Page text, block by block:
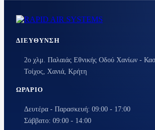
ΔΙΕΎΘΥΝΣΗ
2ο χλμ. Παλαιάς Εθνικής Οδού Χανίων -
Τοίχος, Χανιά, Κρήτη
ΩΡΆΡΙΟ
Δευτέρα - Παρασκευή: 09:00 - 17:00
Σάββατο: 09:00 - 14:00